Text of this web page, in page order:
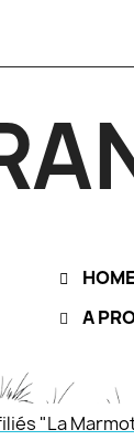
HOME
A
"La